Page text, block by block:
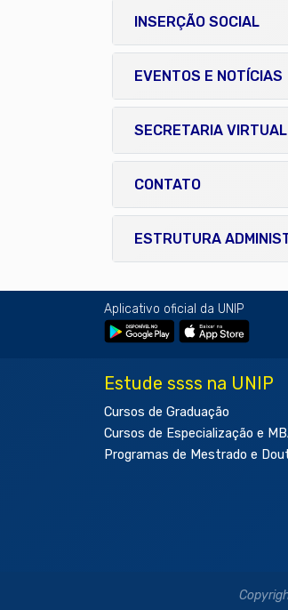
INSERÇÃO SOCIAL
EVENTOS E NOTÍCIAS
SECRETARIA VIRTUAL
CONTATO
ESTRUTURA
Aplicativo oficial da UNIP
Estude ssss na UNIP
Cursos de Graduação
Cursos de Especialização e
Programas de Mestrado e